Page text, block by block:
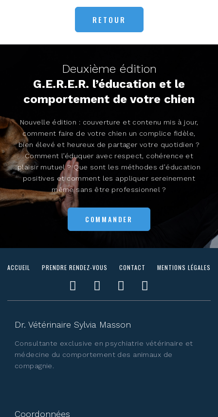
RETOUR
Deuxième édition
G.E.R.E.R. l’éducation et le
comportement de votre chien
Nouvelle édition : couverture et contenu mis à jour,
comment faire de votre chien un complice fidèle,
bien élevé et heureux de partager votre quotidien ?
Comment l’éduquer avec respect, cohérence et
plaisir mutuel ? Que sont les méthodes d’éducation
positives et comment les appliquer sereinement
même sans être professionnel ?
COMMANDER
ACCUEIL PRENDRE RENDEZ-VOUS CONTACT MENTIONS LÉGALES
Facebook
Instagram
YoutubeLinkedin
Dr. Vétérinaire Sylvia Masson
Consultante exclusive en psychiatrie vétérinaire et
médecine du comportement des animaux de
compagnie.
Coordonnées